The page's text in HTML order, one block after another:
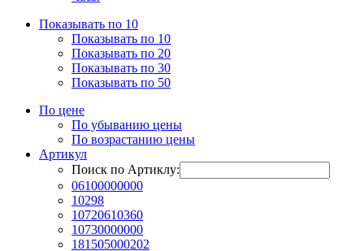
Показывать по 10
Показывать по 10
Показывать по 20
Показывать по 30
Показывать по 50
По цене
По убыванию цены
По возрастанию цены
Артикул
Поиск по Артиклу:
06100000000
10298
10720610360
10730000000
181505000202